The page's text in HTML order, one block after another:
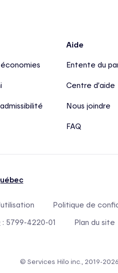
page Aide
Entente du
Centre d’aide
Nous joindre
FAQ
Politique de
: 5799-4220-01
Plan du site
© Services Hilo inc., 2019-